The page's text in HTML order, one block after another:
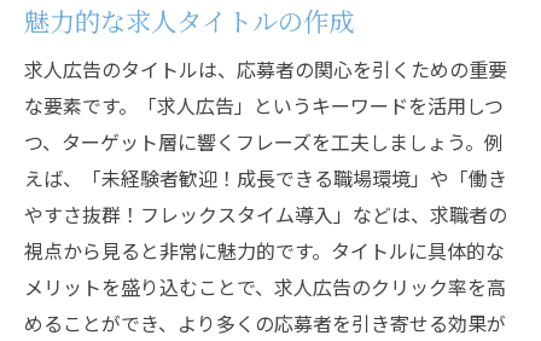
魅力的な求人タイトルの作成
求人広告のタイトルは、応募者の関心を引くための重要
な要素です。「求人広告」というキーワードを活用しつ
つ、ターゲット層に響くフレーズを工夫しましょう。例
えば、「未経験者歓迎！成長できる職場環境」や「働き
やすさ抜群！フレックスタイム導入」などは、求職者の
視点から見ると非常に魅力的です。タイトルに具体的な
メリットを盛り込むことで、求人広告のクリック率を高
めることができ、より多くの応募者を引き寄せる効果が